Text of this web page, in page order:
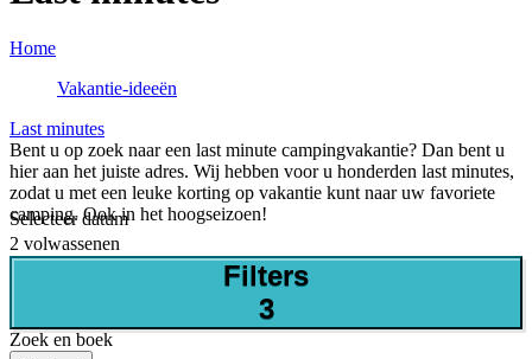
Home
Vakantie-ideeën
Last minutes
Bent u op zoek naar een last minute campingvakantie? Dan bent u
hier aan het juiste adres. Wij hebben voor u honderden last minutes,
zodat u met een leuke korting op vakantie kunt naar uw favoriete
camping. Ook in het hoogseizoen!
Selecteer datum
2 volwassenen
Filters
3
Zoek en boek